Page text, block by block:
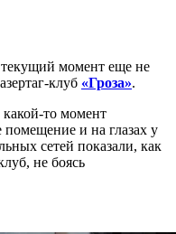
момент еще не
клуб «Гроза».
то момент
и на глазах у
сетей показали, как
не боясь